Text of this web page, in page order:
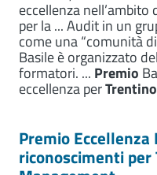
eccellenza nell’ambito
per la ... Audit in un
come una “comunità
Basile è organizzato
formatori. ... Premio
eccellenza perTrentino
Premio
riconoscimenti